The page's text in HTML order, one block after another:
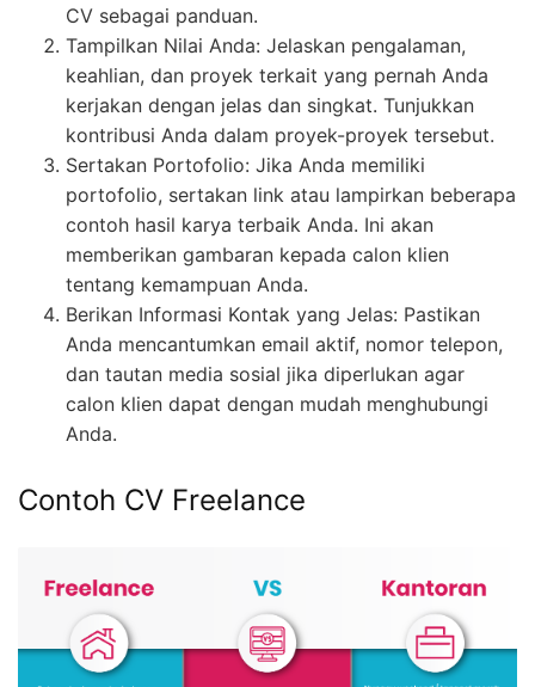
CV sebagai panduan.
Tampilkan Nilai Anda: Jelaskan pengalaman,
keahlian, dan proyek terkait yang pernah Anda
kerjakan dengan jelas dan singkat. Tunjukkan
kontribusi Anda dalam proyek-proyek tersebut.
Sertakan Portofolio: Jika Anda memiliki
portofolio, sertakan link atau lampirkan beberapa
contoh hasil karya terbaik Anda. Ini akan
memberikan gambaran kepada calon klien
tentang kemampuan Anda.
Berikan Informasi Kontak yang Jelas: Pastikan
Anda mencantumkan email aktif, nomor telepon,
dan tautan media sosial jika diperlukan agar
calon klien dapat dengan mudah menghubungi
Anda.
Contoh CV Freelance